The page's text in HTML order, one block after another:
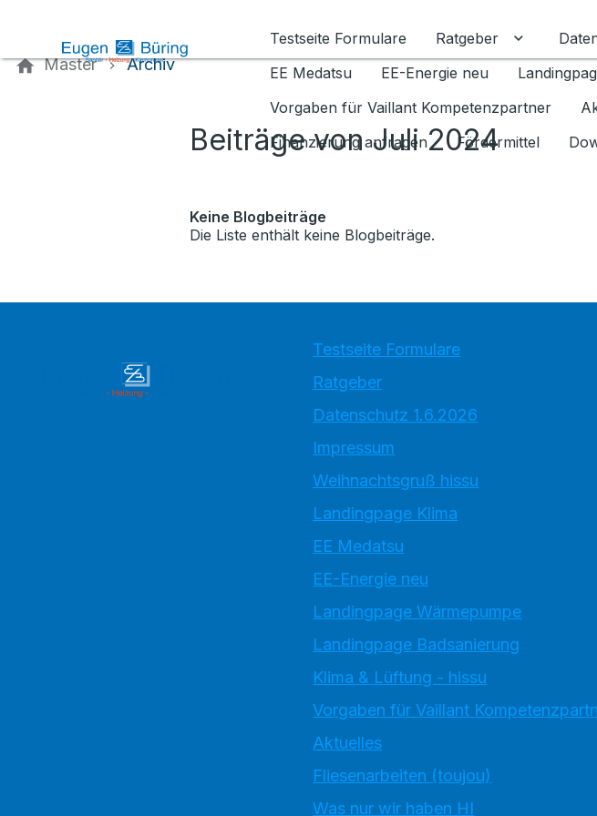
Testseite Formulare
Ratgeber
EE Medatsu
EE-Energie neu
Vorgaben für Vaillant Kompetenzpartner
Finanzierung anfragen
Fördermittel
Master Archiv
Beiträge von Juli 2024
Keine Blogbeiträge
Die Liste enthält keine Blogbeiträge.
Testseite Formulare
Ratgeber
Datenschutz 1.6.2026
Impressum
Weihnachtsgruß hissu
Landingpage Klima
EE Medatsu
EE-Energie neu
Landingpage Wärmepumpe
Landingpage Badsanierung
Klima & Lüftung - hissu
Vorgaben für Vaillant
Aktuelles
Fliesenarbeiten (toujou)
Was nur wir haben HI